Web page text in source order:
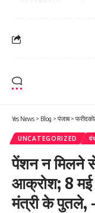
Yes News > Blog > पंजाब>
UNCATEGORIZED
पेंशन न मिलने
आक्रोश; 8 मई
मंत्री के पुतले,